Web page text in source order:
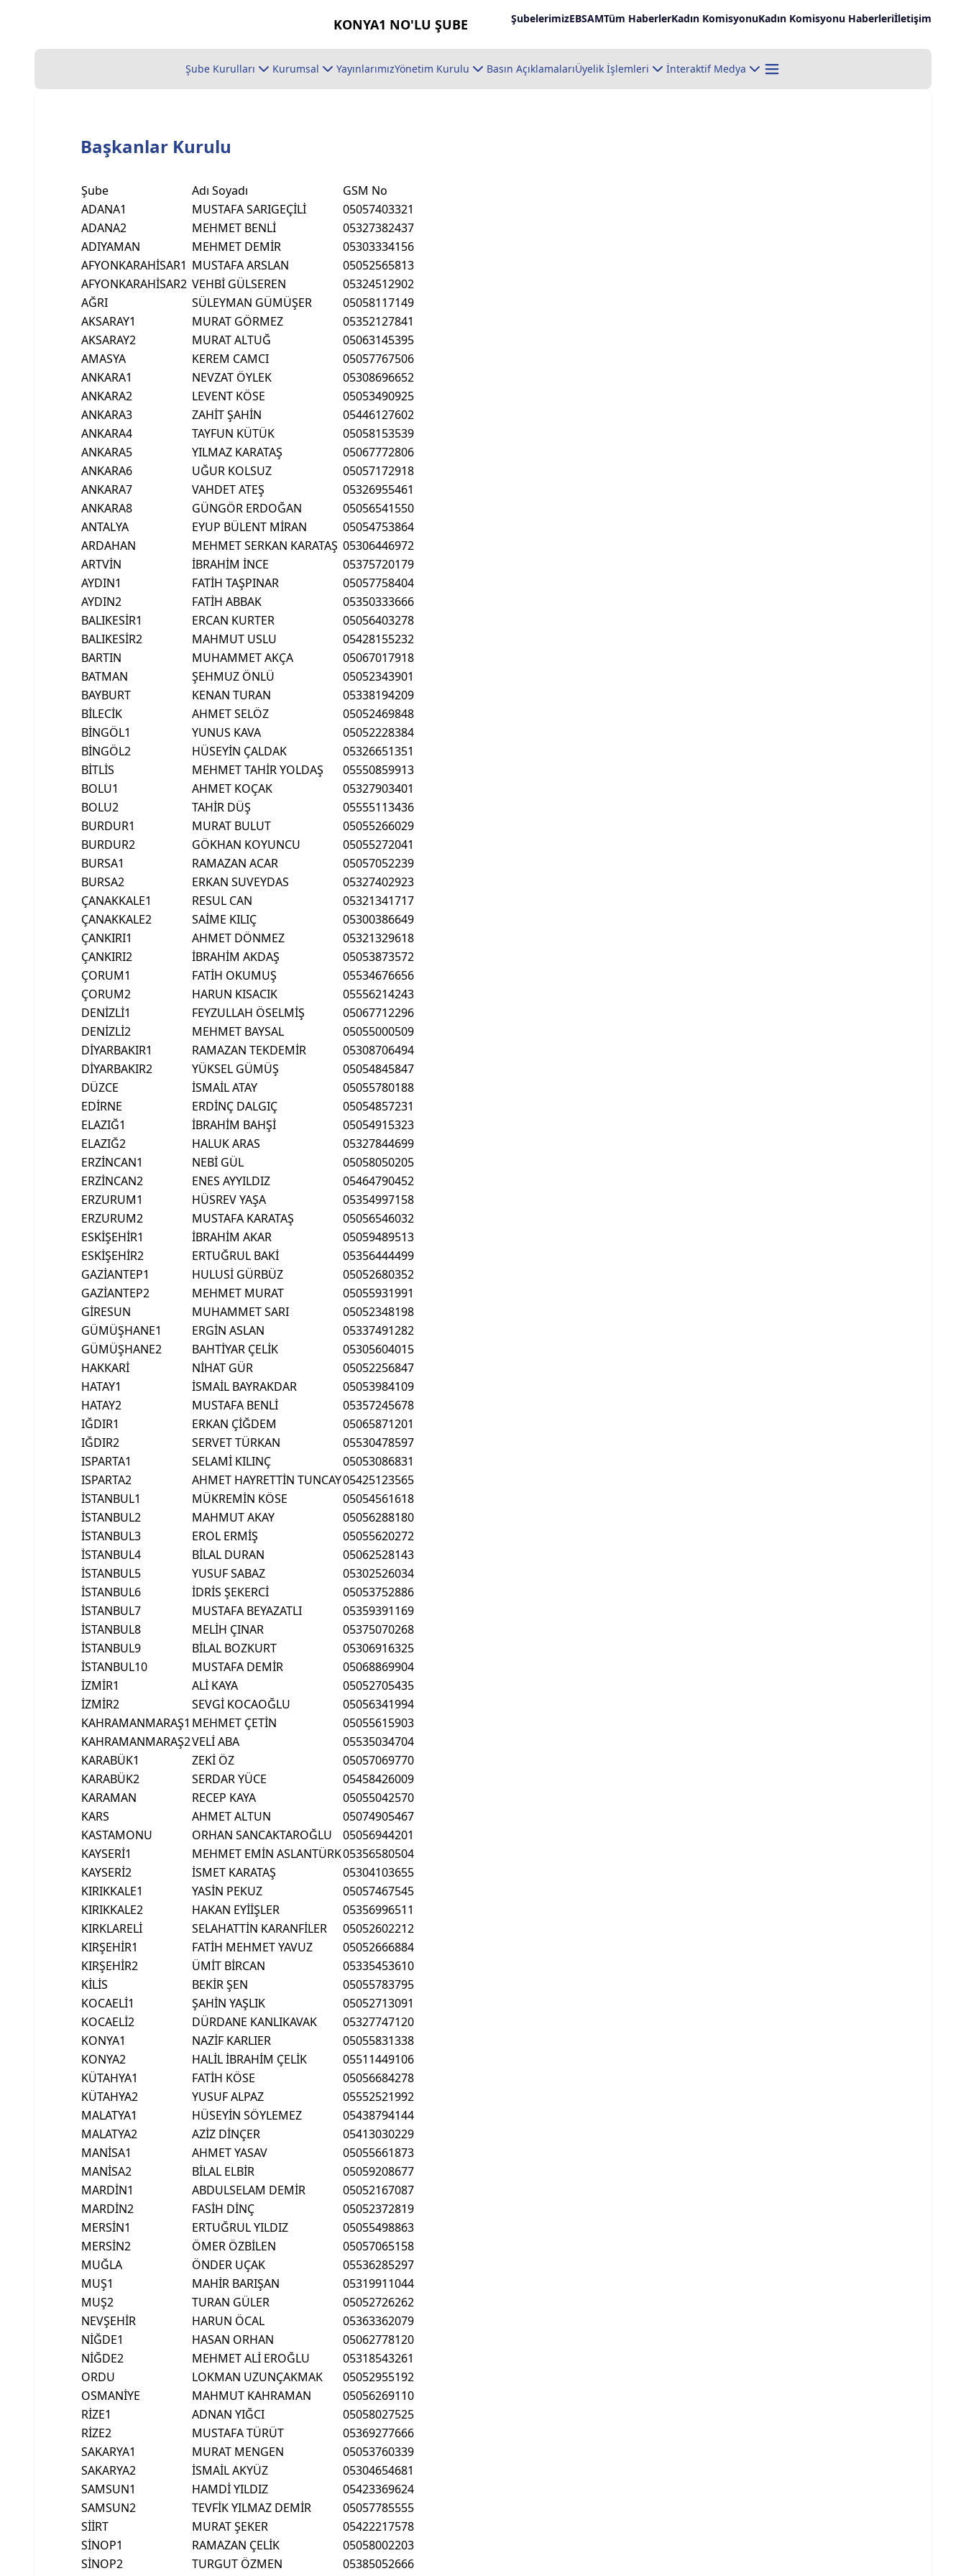
KONYA1 NO'LU ŞUBE ŞubelerimizEBSAMTüm HaberlerKadın KomisyonuKadın Komisyonu Haberleriİletişim
Şube Kurulları Kurumsal YayınlarımızYönetim Kurulu Basın AçıklamalarıÜyelik İşlemleri İnteraktif Medya
Başkanlar Kurulu
Şube Adı Soyadı
GSM No
ADANA1
MUSTAFA SARIGEÇİLİ
05057403321
ADANA2
MEHMET BENLİ
05327382437
ADIYAMAN
MEHMET DEMİR
05303334156
AFYONKARAHİSAR1 MUSTAFA ARSLAN
05052565813
AFYONKARAHİSAR2 VEHBİ GÜLSEREN
05324512902
AĞRI
SÜLEYMAN GÜMÜŞER
05058117149
AKSARAY1
MURAT GÖRMEZ
05352127841
AKSARAY2
MURAT ALTUĞ
05063145395
AMASYA
KEREM CAMCI
05057767506
ANKARA1
NEVZAT ÖYLEK
05308696652
ANKARA2
LEVENT KÖSE
05053490925
ANKARA3
ZAHİT ŞAHİN
05446127602
ANKARA4
TAYFUN KÜTÜK
05058153539
ANKARA5
YILMAZ KARATAŞ
05067772806
ANKARA6
UĞUR KOLSUZ
05057172918
ANKARA7
VAHDET ATEŞ
05326955461
ANKARA8
GÜNGÖR ERDOĞAN
05056541550
ANTALYA
EYUP BÜLENT MİRAN
05054753864
ARDAHAN
MEHMET SERKAN KARATAŞ 05306446972
ARTVİN
İBRAHİM İNCE
05375720179
AYDIN1
FATİH TAŞPINAR
05057758404
AYDIN2
FATİH ABBAK
05350333666
BALIKESİR1
ERCAN KURTER
05056403278
BALIKESİR2
MAHMUT USLU
05428155232
BARTIN
MUHAMMET AKÇA
05067017918
BATMAN
ŞEHMUZ ÖNLÜ
05052343901
BAYBURT
KENAN TURAN
05338194209
BİLECİK
AHMET SELÖZ
05052469848
BİNGÖL1
YUNUS KAVA
05052228384
BİNGÖL2
HÜSEYİN ÇALDAK
05326651351
BİTLİS
MEHMET TAHİR YOLDAŞ
05550859913
BOLU1
AHMET KOÇAK
05327903401
BOLU2
TAHİR DÜŞ
05555113436
BURDUR1
MURAT BULUT
05055266029
BURDUR2
GÖKHAN KOYUNCU
05055272041
BURSA1
RAMAZAN ACAR
05057052239
BURSA2
ERKAN SUVEYDAS
05327402923
ÇANAKKALE1
RESUL CAN
05321341717
ÇANAKKALE2
SAİME KILIÇ
05300386649
ÇANKIRI1
AHMET DÖNMEZ
05321329618
ÇANKIRI2
İBRAHİM AKDAŞ
05053873572
ÇORUM1
FATİH OKUMUŞ
05534676656
ÇORUM2
HARUN KISACIK
05556214243
DENİZLİ1
FEYZULLAH ÖSELMİŞ
05067712296
DENİZLİ2
MEHMET BAYSAL
05055000509
DİYARBAKIR1
RAMAZAN TEKDEMİR
05308706494
DİYARBAKIR2
YÜKSEL GÜMÜŞ
05054845847
DÜZCE
İSMAİL ATAY
05055780188
EDİRNE
ERDİNÇ DALGIÇ
05054857231
ELAZIĞ1
İBRAHİM BAHŞİ
05054915323
ELAZIĞ2
HALUK ARAS
05327844699
ERZİNCAN1
NEBİ GÜL
05058050205
ERZİNCAN2
ENES AYYILDIZ
05464790452
ERZURUM1
HÜSREV YAŞA
05354997158
ERZURUM2
MUSTAFA KARATAŞ
05056546032
ESKİŞEHİR1
İBRAHİM AKAR
05059489513
ESKİŞEHİR2
ERTUĞRUL BAKİ
05356444499
GAZİANTEP1
HULUSİ GÜRBÜZ
05052680352
GAZİANTEP2
MEHMET MURAT
05055931991
GİRESUN
MUHAMMET SARI
05052348198
GÜMÜŞHANE1
ERGİN ASLAN
05337491282
GÜMÜŞHANE2
BAHTİYAR ÇELİK
05305604015
HAKKARİ
NİHAT GÜR
05052256847
HATAY1
İSMAİL BAYRAKDAR
05053984109
HATAY2
MUSTAFA BENLİ
05357245678
IĞDIR1
ERKAN ÇİĞDEM
05065871201
IĞDIR2
SERVET TÜRKAN
05530478597
ISPARTA1
SELAMİ KILINÇ
05053086831
ISPARTA2
AHMET HAYRETTİN TUNCAY05425123565
İSTANBUL1
MÜKREMİN KÖSE
05054561618
İSTANBUL2
MAHMUT AKAY
05056288180
İSTANBUL3
EROL ERMİŞ
05055620272
İSTANBUL4
BİLAL DURAN
05062528143
İSTANBUL5
YUSUF SABAZ
05302526034
İSTANBUL6
İDRİS ŞEKERCİ
05053752886
İSTANBUL7
MUSTAFA BEYAZATLI
05359391169
İSTANBUL8
MELİH ÇINAR
05375070268
İSTANBUL9
BİLAL BOZKURT
05306916325
İSTANBUL10
MUSTAFA DEMİR
05068869904
İZMİR1
ALİ KAYA
05052705435
İZMİR2
SEVGİ KOCAOĞLU
05056341994
KAHRAMANMARAŞ1 MEHMET ÇETİN
05055615903
KAHRAMANMARAŞ2VELİ ABA
05535034704
KARABÜK1
ZEKİ ÖZ
05057069770
KARABÜK2
SERDAR YÜCE
05458426009
KARAMAN
RECEP KAYA
05055042570
KARS
AHMET ALTUN
05074905467
KASTAMONU
ORHAN SANCAKTAROĞLU
05056944201
KAYSERİ1
MEHMET EMİN ASLANTÜRK05356580504
KAYSERİ2
İSMET KARATAŞ
05304103655
KIRIKKALE1
YASİN PEKUZ
05057467545
KIRIKKALE2
HAKAN EYİİŞLER
05356996511
KIRKLARELİ
SELAHATTİN KARANFİLER
05052602212
KIRŞEHİR1
FATİH MEHMET YAVUZ
05052666884
KIRŞEHİR2
ÜMİT BİRCAN
05335453610
KİLİS
BEKİR ŞEN
05055783795
KOCAELİ1
ŞAHİN YAŞLIK
05052713091
KOCAELİ2
DÜRDANE KANLIKAVAK
05327747120
KONYA1
NAZİF KARLIER
05055831338
KONYA2
HALİL İBRAHİM ÇELİK
05511449106
KÜTAHYA1
FATİH KÖSE
05056684278
KÜTAHYA2
YUSUF ALPAZ
05552521992
MALATYA1
HÜSEYİN SÖYLEMEZ
05438794144
MALATYA2
AZİZ DİNÇER
05413030229
MANİSA1
AHMET YASAV
05055661873
MANİSA2
BİLAL ELBİR
05059208677
MARDİN1
ABDULSELAM DEMİR
05052167087
MARDİN2
FASİH DİNÇ
05052372819
MERSİN1
ERTUĞRUL YILDIZ
05055498863
MERSİN2
ÖMER ÖZBİLEN
05057065158
MUĞLA
ÖNDER UÇAK
05536285297
MUŞ1
MAHİR BARIŞAN
05319911044
MUŞ2
TURAN GÜLER
05052726262
NEVŞEHİR
HARUN ÖCAL
05363362079
NİĞDE1
HASAN ORHAN
05062778120
NİĞDE2
MEHMET ALİ EROĞLU
05318543261
ORDU
LOKMAN UZUNÇAKMAK
05052955192
OSMANİYE
MAHMUT KAHRAMAN
05056269110
RİZE1
ADNAN YIĞCI
05058027525
RİZE2
MUSTAFA TÜRÜT
05369277666
SAKARYA1
MURAT MENGEN
05053760339
SAKARYA2
İSMAİL AKYÜZ
05304654681
SAMSUN1
HAMDİ YILDIZ
05423369624
SAMSUN2
TEVFİK YILMAZ DEMİR
05057785555
SİİRT
MURAT ŞEKER
05422217578
SİNOP1
RAMAZAN ÇELİK
05058002203
SİNOP2
TURGUT ÖZMEN
05385052666